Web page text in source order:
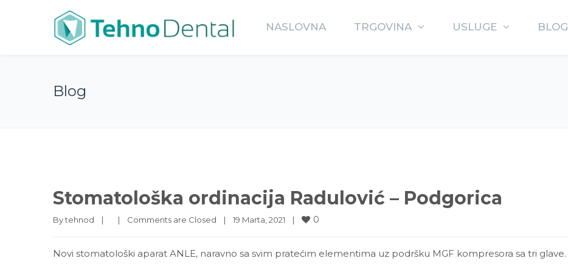
NASLOVNA TRGOVINA USLUGE BLOG
Blog
Stomatološka ordinacija Radulović – Podgorica
By tehnod | | Comments are Closed | 19 Marta, 2021 | 0
Novi stomatološki aparat ANLE, naravno sa svim pratećim elementima uz podršku MGF kompresora sa tri glave.